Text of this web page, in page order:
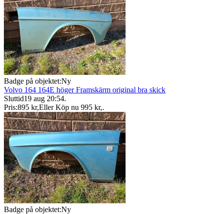
Badge på objektet:Ny
Volvo 164 164E höger Framskärm original bra skick
Sluttid19 aug 20:54.
Pris:895 kr,Eller Köp nu 995 kr,.
Badge på objektet:Ny